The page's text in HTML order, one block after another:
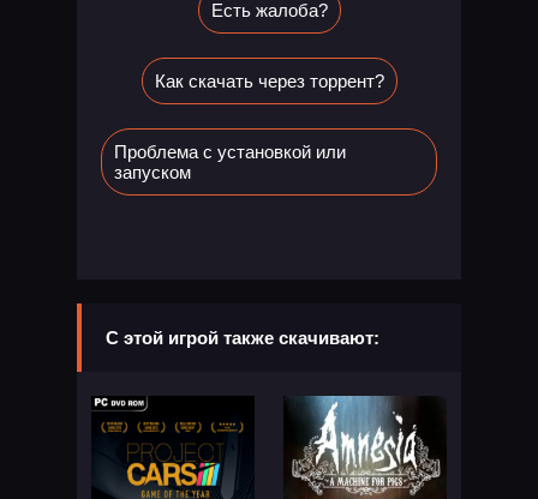
Есть жалоба?
Как скачать через торрент?
Проблема с установкой или
запуском
С этой игрой также скачивают: